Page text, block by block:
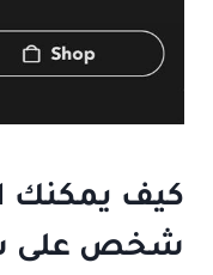
كيف يمكنك
شخص على